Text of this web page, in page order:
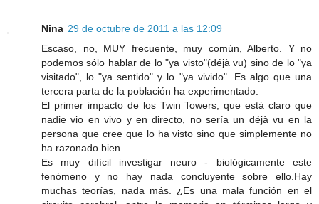
Nina 29 de octubre de 2011 a las 12:09
Escaso, no, MUY frecuente, muy común, Alberto. Y no
podemos sólo hablar de lo "ya visto"(déjà vu) sino de lo "ya
visitado", lo "ya sentido" y lo "ya vivido". Es algo que una
tercera parta de la población ha experimentado.
El primer impacto de los Twin Towers, que está claro que
nadie vio en vivo y en directo, no sería un déjà vu en la
persona que cree que lo ha visto sino que simplemente no
ha razonado bien.
Es muy difícil investigar neuro - biológicamente este
fenómeno y no hay nada concluyente sobre ello.Hay
muchas teorías, nada más. ¿Es una mala función en el